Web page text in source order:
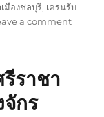
มืองชลบุรี, เครนรับ
a commenton
ราชา
กร